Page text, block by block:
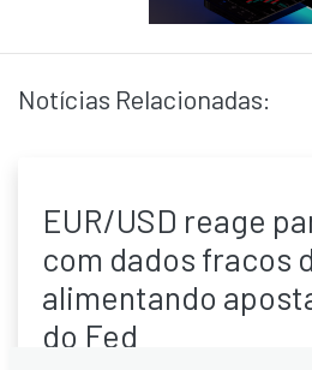
Notícias Relacionadas:
EUR/USD reage
com dados fracos
alimentando
do Fed